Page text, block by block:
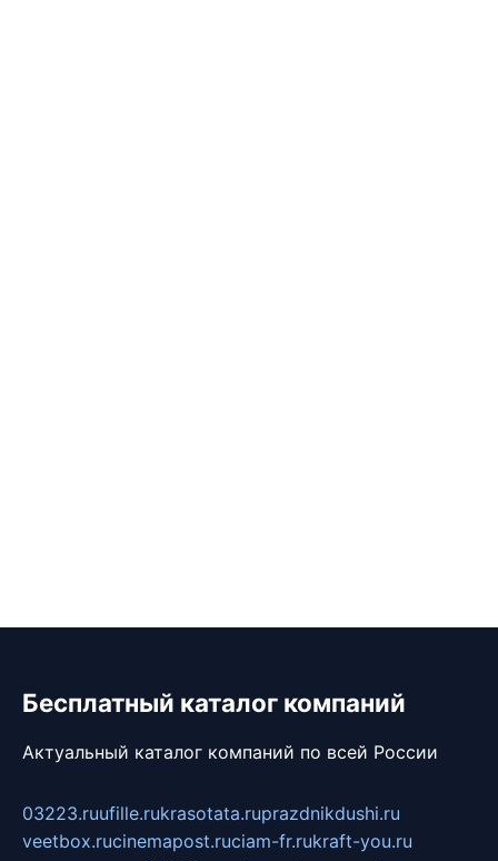
Бесплатный каталог компаний
Актуальный каталог компаний по всей России
03223.ruufille.rukrasotata.ruprazdnikdushi.ru
veetbox.rucinemapost.ruciam-fr.rukraft-you.ru